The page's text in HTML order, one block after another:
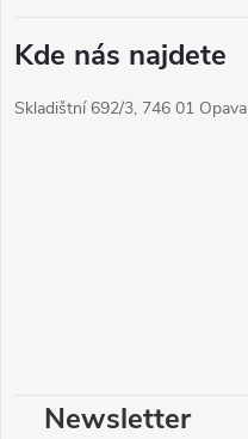
Kde nás najdete
Skladištní 692/3, 746 01 Opava
Newsletter